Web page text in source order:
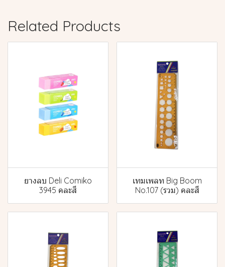
Related Products
ยางลบ Deli Comiko
3945 คละสี
เทมเพลท Big Boom
No.107 (รวม) คละสี